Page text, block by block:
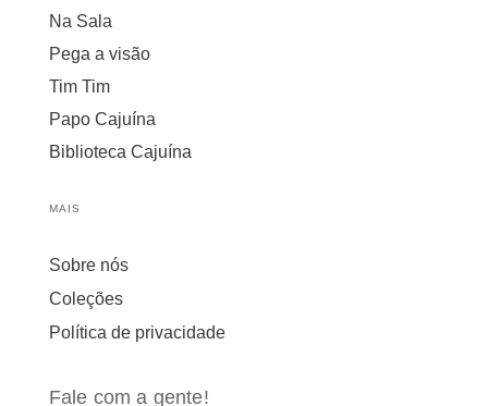
Na Sala
Pega a visão
Tim Tim
Papo Cajuína
Biblioteca Cajuína
MAIS
Sobre nós
Coleções
Política de privacidade
Fale com a gente!